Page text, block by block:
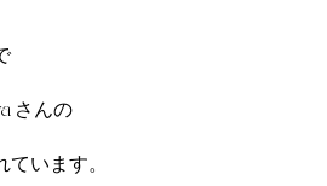
さんの
います。